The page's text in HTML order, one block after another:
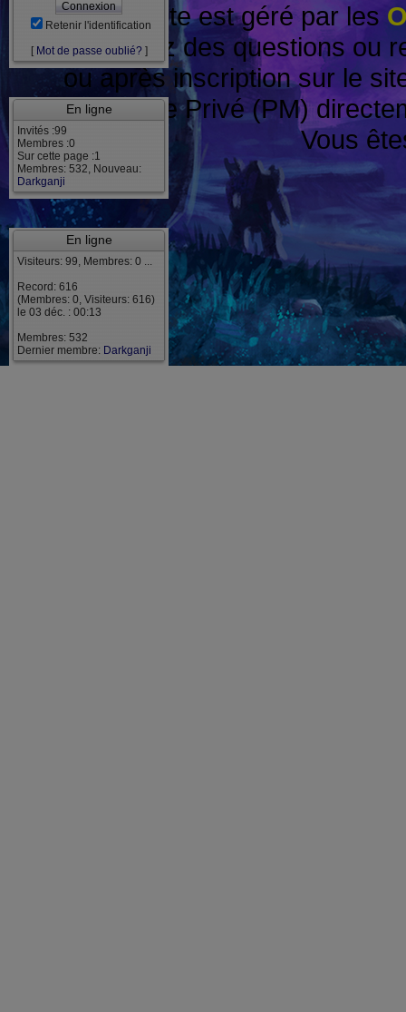
Retenir l'identification
[ Mot de passe oublié? ]
En ligne
Invités :99
Membres :0
Sur cette page :1
Membres: 532, Nouveau:
Darkganji
En ligne
Visiteurs: 99, Membres: 0 ...
Record: 616
(Membres: 0, Visiteurs: 616)
le 03 déc. : 00:13
Membres: 532
Dernier membre: Darkganji
Ce site est géré par les
Si vous avez des questions ou
ou après inscription sur le
Message Privé (PM)
Vous